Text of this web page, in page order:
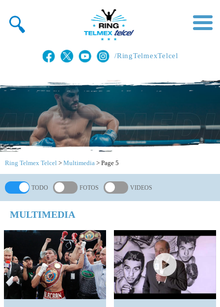
/RingTelmexTelcel
Ring Telmex Telcel > Multimedia > Page 5
TODO FOTOS VIDEOS
MULTIMEDIA